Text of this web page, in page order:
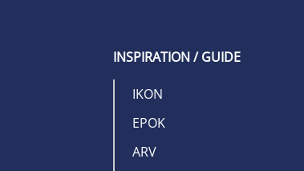
INSPIRATION / GUIDE
IKON
EPOK
ARV